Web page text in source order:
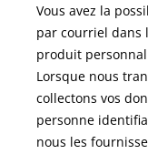
Vous avez la
par courriel dans
produit
Lorsque nous
collectons vos
personne
nous les